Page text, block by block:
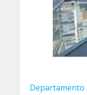
Departamento